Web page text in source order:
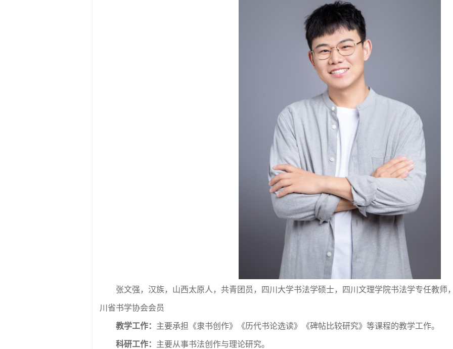
张文强，汉族，山西太原人，共青团员，四川大学书法学硕士， 四川文理学院书法学专任教师，
川省书学协会会员
教学工作： 主要承担《隶书创作》《历代书论选读》《碑帖比较研究》等课程的教学工作。
科研工作： 主要从事书法创作与理论研究。